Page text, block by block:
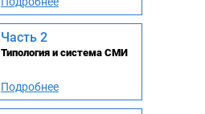
Часть 2
Типология и система СМИ
Подробнее